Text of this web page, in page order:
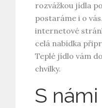
rozvážkou jídla
postaráme i o
internetové
celá nabídka
Teplé jídlo vám
chvilky.
S námi